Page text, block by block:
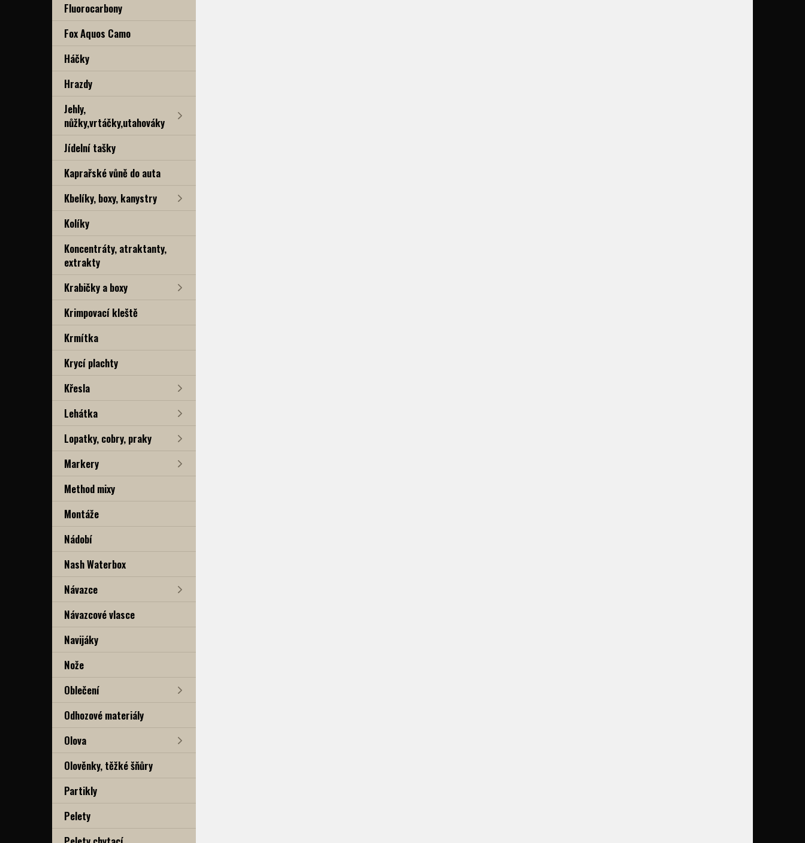
Fluorocarbony
Fox Aquos Camo
Háčky
Hrazdy
Jehly,
nůžky,vrtáčky,utahováky
Jídelní tašky
Kaprařské vůně do auta
Kbelíky, boxy, kanystry
Kolíky
Koncentráty, atraktanty,
extrakty
Krabičky a boxy
Krimpovací kleště
Krmítka
Krycí plachty
Křesla
Lehátka
Lopatky, cobry, praky
Markery
Method mixy
Montáže
Nádobí
Nash Waterbox
Návazce
Návazcové vlasce
Navijáky
Nože
Oblečení
Odhozové materiály
Olova
Olověnky, těžké šňůry
Partikly
Pelety